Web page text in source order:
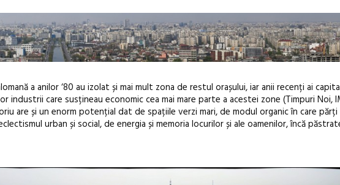
a anilor ‘80 au izolat și mai mult zona de restul orașului, iar anii recenți ai
industrii care susțineau economic cea mai mare parte a acestei zone (Timpuri Noi,
are și un enorm potențial dat de spațiile verzi mari, de modul organic în care părți
urban și social, de energia și memoria locurilor și ale oamenilor, încă